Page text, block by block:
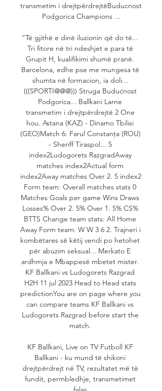
transmetim i drejtpërdrejtëBuducnost
Podgorica Champions ...
“Të gjithë e dinë iluzionin që do të...
Tri fitore në tri ndeshjet e para të
Grupit H, kualifikimi shumë pranë.
Barcelona, edhe pse me mungesa të
shumta në formacion, ia doli...
(((SPORTI@@@))) Struga Budućnost
Podgorica... Ballkani Larne
transmetim i drejtpërdrejtë 2 One
hou. Astana (KAZ) - Dinamo Tbilisi
(GEO)Match 6: Farul Constanța (ROU)
- Sheriff Tiraspol... 5
index2Ludogorets RazgradAway
matches index2Actual form
index2Away matches Over 2. 5 index2
Form team: Overall matches stats 0
Matches Goals per game Wins Draws
Losses% Over 2. 5% Over 1. 5% CS%
BTTS Change team stats: All Home
Away Form team: W W 3 6 2. Trajneri i
kombëtares së këtij vendi po hetohet
për abuzim seksual... Merkato E
ardhmja e Mbappesë mbetet mister.
KF Ballkani vs Ludogorets Razgrad
H2H 11 jul 2023 Head to Head stats
predictionYou are on page where you
can compare teams KF Ballkani vs
Ludogorets Razgrad before start the
match.
KF Ballkani, Live on TV Futboll KF
Ballkani - ku mund të shikoni
drejtpërdrejt në TV, rezultatet më të
fundit, permbledhje, transmetimet